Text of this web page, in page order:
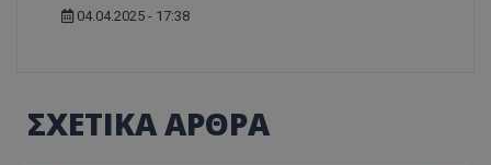
04.04.2025 - 17:38
ΣΧΕΤΙΚΑ ΑΡΘΡΑ